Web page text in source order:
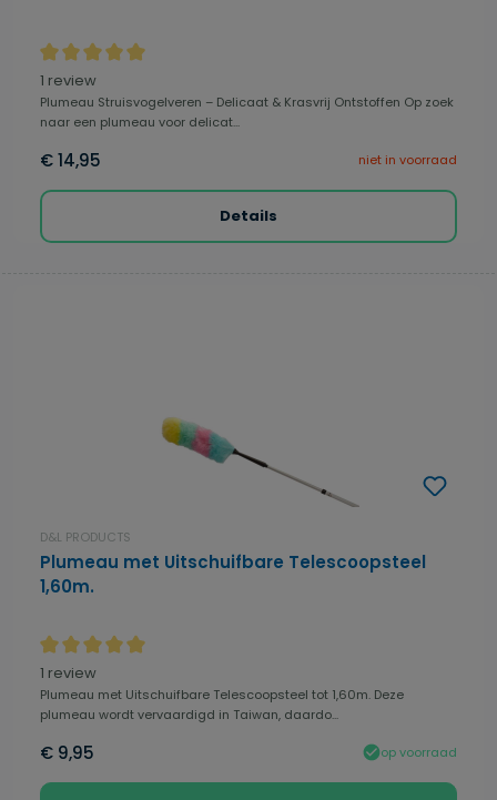
Gemiddelde waardering van 5 van 5 sterren
1 review
Plumeau Struisvogelveren – Delicaat & Krasvrij Ontstoffen Op zoek
naar een plumeau voor delicat...
€ 14,95 niet in voorraad
Details
D&L PRODUCTS
Plumeau met Uitschuifbare Telescoopsteel
1,60m.
Gemiddelde waardering van 5 van 5 sterren
1 review
Plumeau met Uitschuifbare Telescoopsteel tot 1,60m. Deze
plumeau wordt vervaardigd in Taiwan, daardo...
€ 9,95 op voorraad